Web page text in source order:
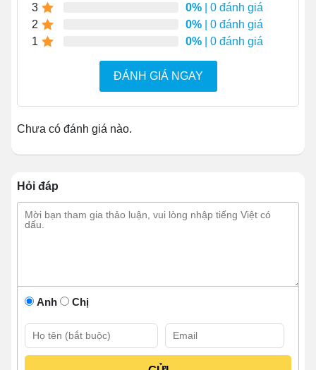
Môi chất làm lạnh
an toàn, thân thiện với môi
trường.
Vận hành êm ái, không ồn ào, tạo nên không gian
sử dụng thoải mái nhất có thể.
Tủ mát 2 cánh LC-1200FX
3
0% | 0 đánh giá
2
0% | 0 đánh giá
1
0% | 0 đánh giá
ĐÁNH GIÁ NGAY
Chưa có đánh giá nào.
Hỏi đáp
Anh Chị